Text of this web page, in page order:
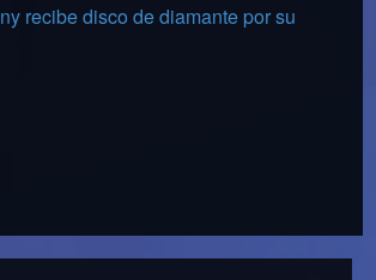
recibe disco de diamante por su